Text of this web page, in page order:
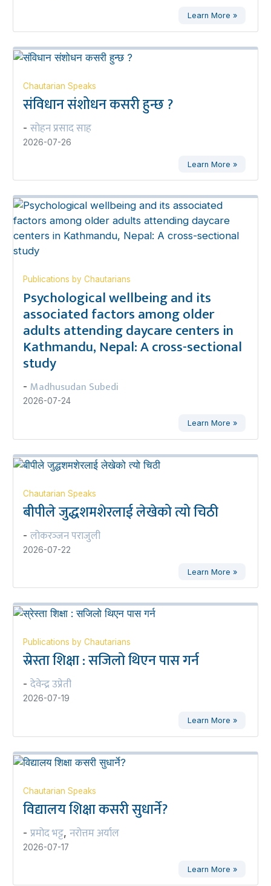
Learn More »
Chautarian Speaks
संविधान संशोधन कसरी हुन्छ ?
- सोहन प्रसाद साह
2026-07-26
Learn More »
Publications by Chautarians
Psychological wellbeing and its
associated factors among older
adults attending daycare centers in
Kathmandu, Nepal: A cross-sectional
study
- Madhusudan Subedi
2026-07-24
Learn More »
Chautarian Speaks
बीपीले जुद्धशमशेरलाई लेखेको त्यो चिठी
- लोकरञ्‍जन पराजुली
2026-07-22
Learn More »
Publications by Chautarians
स्रेस्ता शिक्षा : सजिलो थिएन पास गर्न
- देवेन्द्र उप्रेती
2026-07-19
Learn More »
Chautarian Speaks
विद्यालय शिक्षा कसरी सुधार्ने?
- प्रमोद भट्ट, नरोत्तम अर्याल
2026-07-17
Learn More »